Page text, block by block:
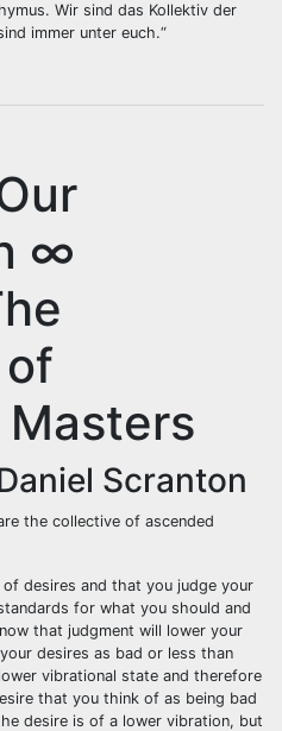
Wir sind das Kollektiv der
immer unter euch.“
∞
Scranton
the collective of ascended
desires and that you judge your
for what you should and
that judgment will lower your
desires as bad or less than
vibrational state and therefore
that you think of as being bad
desire is of a lower vibration, but